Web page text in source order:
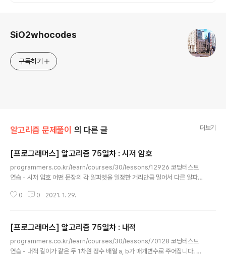
SiO2whocodes
구독하기
알고리즘 문제풀이 의 다른 글 더보기
[프로그래머스] 알고리즘 75일차 : 시저 암호
programmers.co.kr/learn/courses/30/lessons/12926 코딩테스트
연습 - 시저 암호 어떤 문장의 각 알파벳을 일정한 거리만큼 밀어서 다른 알파벳
BC가 되고, 3만큼 밀면 DE가 됩니다. z는 1만큼 밀면 a가 programmers.c
면 BC가 되고, 3만큼 밀면 DE가 됩니다. z는 1만큼 밀면 a가 됩니다. 문자열 s
와 거리 n을 입력받아 s를 n만큼 민 암호문을 만드는 함수, solution을 완성해
보세요. 접근방법 문자가 값의 ..
0 0 2021. 1. 29.
[프로그래머스] 알고리즘 75일차 : 내적
programmers.co.kr/learn/courses/30/lessons/70128 코딩테스트
연습 - 내적 길이가 같은 두 1차원 정수 배열 a, b가 매개변수로 주어집니다. a